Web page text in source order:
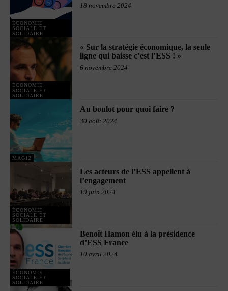
ÉCONOMIE
SOCIALE ET
SOLIDAIRE
18 novembre 2024
ÉCONOMIE
SOCIALE ET
SOLIDAIRE
« Sur la stratégie économique, la seule
ligne qui baisse c’est l’ESS ! »
6 novembre 2024
MAG12
Au boulot pour quoi faire ?
30 août 2024
ÉCONOMIE
SOCIALE ET
SOLIDAIRE
Les acteurs de l’ESS appellent à
l’engagement
19 juin 2024
ÉCONOMIE
SOCIALE ET
SOLIDAIRE
Benoît Hamon élu à la présidence
d’ESS France
10 avril 2024